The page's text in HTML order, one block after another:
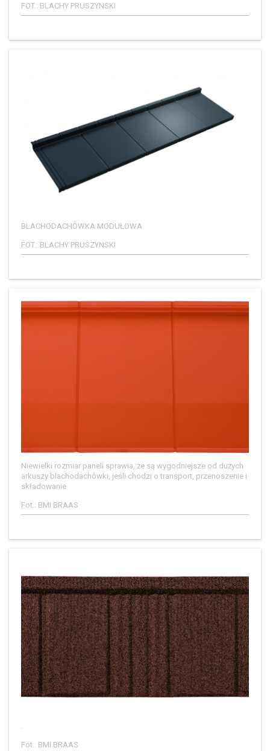
FOT.: BLACHY PRUSZYNSKI
BLACHODACHÓWKA MODUŁOWA
FOT.: BLACHY PRUSZYNSKI
Niewielki rozmiar paneli sprawia, że są wygodniejsze od dużych
arkuszy blachodachówki, jeśli chodzi o transport, przenoszenie i
składowanie
Fot.: BMI BRAAS
Fot.: BMI BRAAS